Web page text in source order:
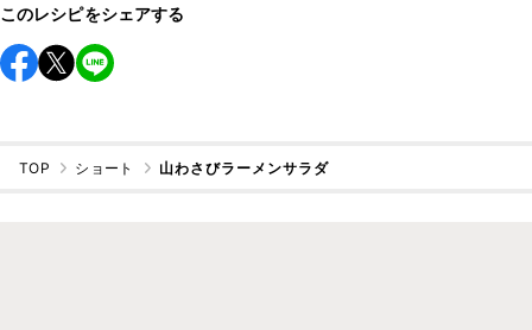
このレシピをシェアする
TOP ショート 山わさびラーメンサラダ